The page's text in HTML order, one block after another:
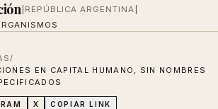
REPÚBLICA ARGENTINA
/
EN CAPITAL HUMANO, SIN NOMBRES
X
COPIAR LINK